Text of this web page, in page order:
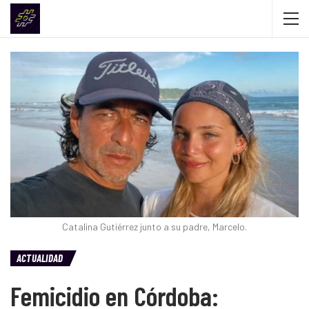
Catalina Gutiérrez junto a su padre, Marcelo.
ACTUALIDAD
Femicidio en Córdoba: